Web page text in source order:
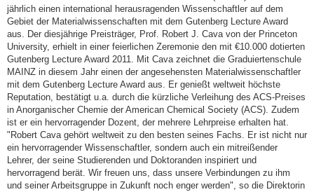
jährlich einen international herausragenden Wissenschaftler auf dem
Gebiet der Materialwissenschaften mit dem Gutenberg Lecture Award
aus. Der diesjährige Preisträger, Prof. Robert J. Cava von der Princeton
University, erhielt in einer feierlichen Zeremonie den mit €10.000 dotierten
Gutenberg Lecture Award 2011. Mit Cava zeichnet die Graduiertenschule
MAINZ in diesem Jahr einen der angesehensten Materialwissenschaftler
mit dem Gutenberg Lecture Award aus. Er genießt weltweit höchste
Reputation, bestätigt u.a. durch die kürzliche Verleihung des ACS-Preises
in Anorganischer Chemie der American Chemical Society (ACS). Zudem
ist er ein hervorragender Dozent, der mehrere Lehrpreise erhalten hat.
"Robert Cava gehört weltweit zu den besten seines Fachs. Er ist nicht nur
ein hervorragender Wissenschaftler, sondern auch ein mitreißender
Lehrer, der seine Studierenden und Doktoranden inspiriert und
hervorragend berät. Wir freuen uns, dass unsere Verbindungen zu ihm
und seiner Arbeitsgruppe in Zukunft noch enger werden", so die Direktorin